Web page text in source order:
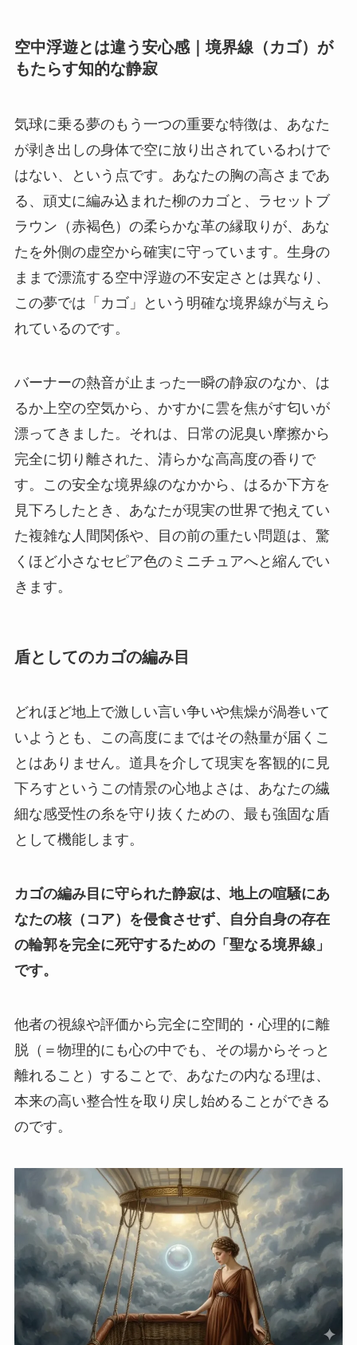
空中浮遊とは違う安心感｜境界線（カゴ）が
もたらす知的な静寂
気球に乗る夢のもう一つの重要な特徴は、あなた
が剥き出しの身体で空に放り出されているわけで
はない、という点です。あなたの胸の高さまであ
る、頑丈に編み込まれた柳のカゴと、ラセットブ
ラウン（赤褐色）の柔らかな革の縁取りが、あな
たを外側の虚空から確実に守っています。生身の
ままで漂流する空中浮遊の不安定さとは異なり、
この夢では「カゴ」という明確な境界線が与えら
れているのです。
バーナーの熱音が止まった一瞬の静寂のなか、は
るか上空の空気から、かすかに雲を焦がす匂いが
漂ってきました。それは、日常の泥臭い摩擦から
完全に切り離された、清らかな高高度の香りで
す。この安全な境界線のなかから、はるか下方を
見下ろしたとき、あなたが現実の世界で抱えてい
た複雑な人間関係や、目の前の重たい問題は、驚
くほど小さなセピア色のミニチュアへと縮んでい
きます。
盾としてのカゴの編み目
どれほど地上で激しい言い争いや焦燥が渦巻いて
いようとも、この高度にまではその熱量が届くこ
とはありません。道具を介して現実を客観的に見
下ろすというこの情景の心地よさは、あなたの繊
細な感受性の糸を守り抜くための、最も強固な盾
として機能します。
カゴの編み目に守られた静寂は、地上の喧騒にあ
なたの核（コア）を侵食させず、自分自身の存在
の輪郭を完全に死守するための「聖なる境界線」
です。
他者の視線や評価から完全に空間的・心理的に離
脱（＝物理的にも心の中でも、その場からそっと
離れること）することで、あなたの内なる理は、
本来の高い整合性を取り戻し始めることができる
のです。